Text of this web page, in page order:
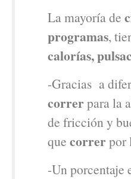
La mayoría de
programas,
calorías,
-Gracias a
correrpara la
de fricción y
que correrpor
-Un porcentaje